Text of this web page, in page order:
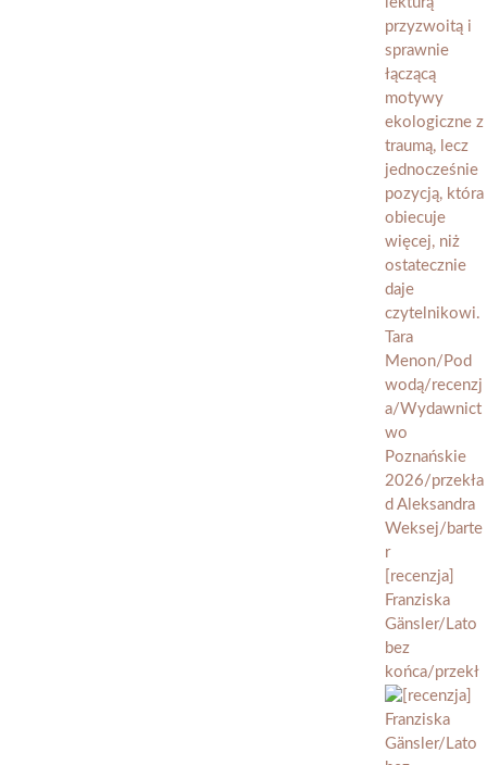
[recenzja]
Franziska
Gänsler/Lato
bez
końca/przekł